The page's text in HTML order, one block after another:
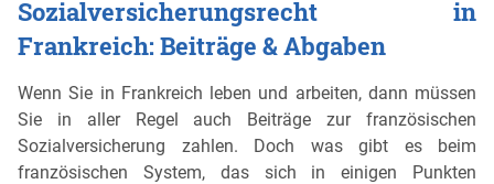
Sozialversicherungsrecht in
Frankreich: Beiträge & Abgaben
Wenn Sie in Frankreich leben und arbeiten, dann müssen
Sie in aller Regel auch Beiträge zur französischen
Sozialversicherung zahlen. Doch was gibt es beim
französischen System, das sich in einigen Punkten